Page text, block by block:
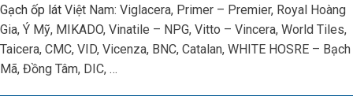
Gạch ốp lát Việt Nam: Viglacera, Primer – Premier, Royal Hoàng
Gia, Ý Mỹ, MIKADO, Vinatile – NPG, Vitto – Vincera, World Tiles,
Taicera, CMC, VID, Vicenza, BNC, Catalan, WHITE HOSRE – Bạch
Mã, Đồng Tâm, DIC, …